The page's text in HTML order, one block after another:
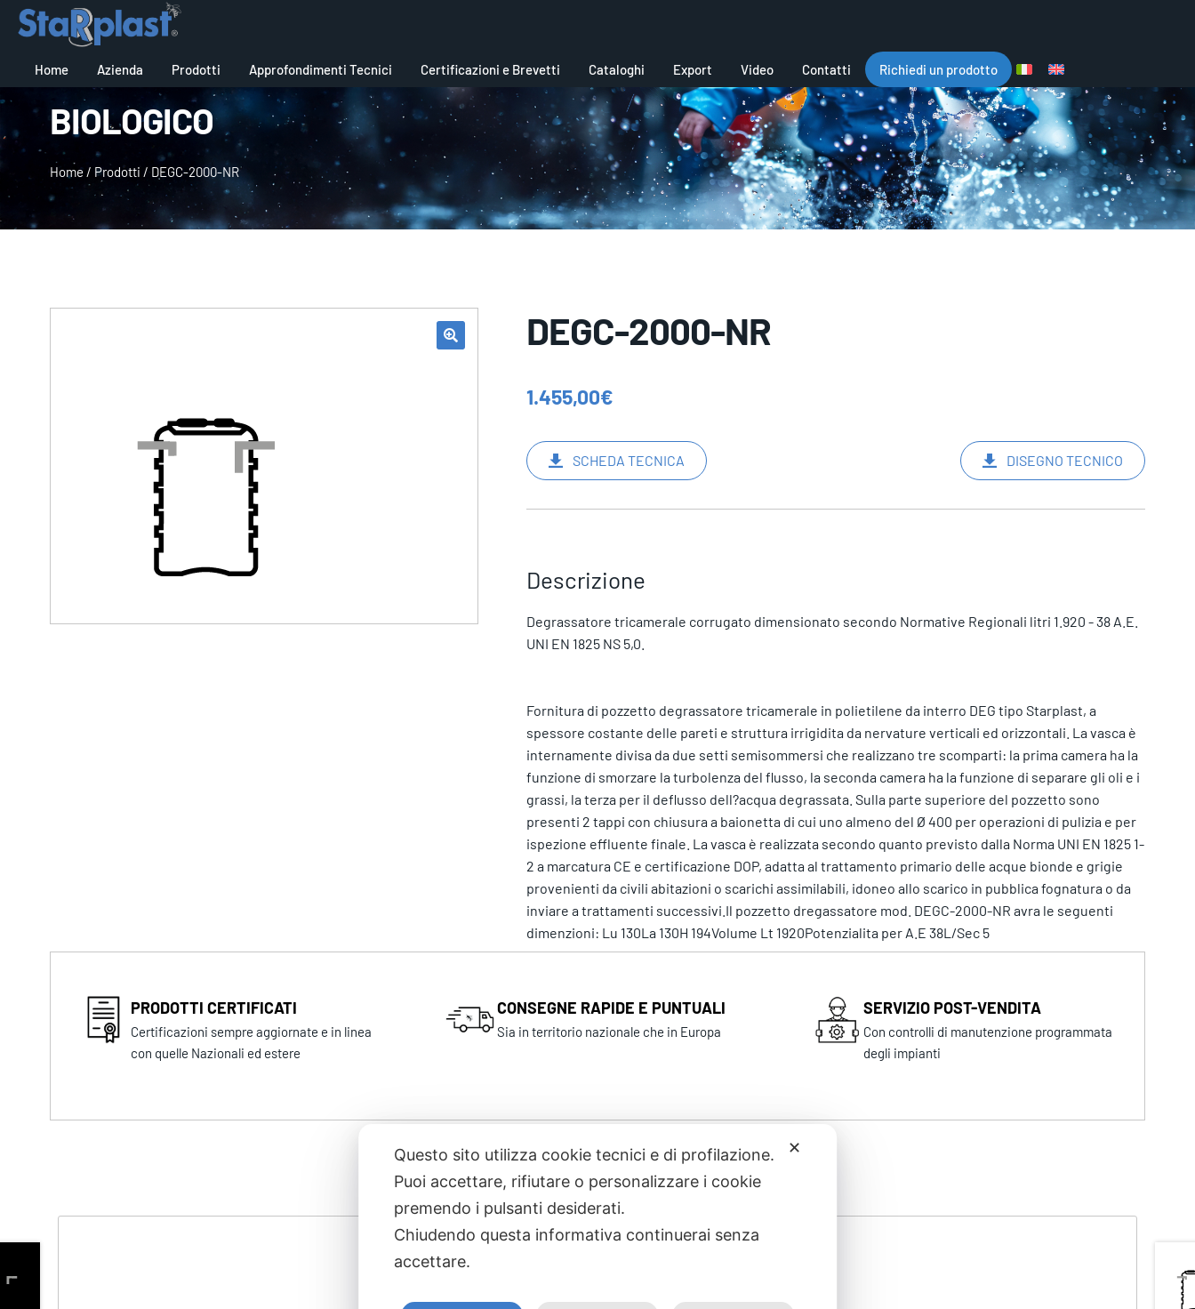
Home Azienda Prodotti Approfondimenti Tecnici Certificazioni e Brevetti Cataloghi Export Video Contatti Richiedi un prodotto
BIOLOGICO
Home / Prodotti / DEGC-2000-NR
DEGC-2000-NR
1.455,00€
SCHEDA TECNICA DISEGNO TECNICO
Descrizione
Degrassatore tricamerale corrugato dimensionato secondo Normative Regionali litri 1.920 - 38 A.E.
UNI EN 1825 NS 5,0.
Fornitura di pozzetto degrassatore tricamerale in polietilene da interro DEG tipo Starplast, a
spessore costante delle pareti e struttura irrigidita da nervature verticali ed orizzontali. La vasca è
internamente divisa da due setti semisommersi che realizzano tre scomparti: la prima camera ha la
funzione di smorzare la turbolenza del flusso, la seconda camera ha la funzione di separare gli oli e i
grassi, la terza per il deflusso dell?acqua degrassata. Sulla parte superiore del pozzetto sono
presenti 2 tappi con chiusura a baionetta di cui uno almeno del Ø 400 per operazioni di pulizia e per
ispezione effluente finale. La vasca è realizzata secondo quanto previsto dalla Norma UNI EN 1825 1-
2 a marcatura CE e certificazione DOP, adatta al trattamento primario delle acque bionde e grigie
provenienti da civili abitazioni o scarichi assimilabili, idoneo allo scarico in pubblica fognatura o da
inviare a trattamenti successivi.Il pozzetto dregassatore mod. DEGC-2000-NR avra le seguenti
dimenzioni: Lu 130La 130H 194Volume Lt 1920Potenzialita per A.E 38L/Sec 5
PRODOTTI CERTIFICATI
Certificazioni sempre aggiornate e in linea
con quelle Nazionali ed estere
CONSEGNE RAPIDE E PUNTUALI
Sia in territorio nazionale che in Europa
SERVIZIO POST-VENDITA
Con controlli di manutenzione programmata
degli impianti
Prodotti correlati
✕
Questo sito utilizza cookie tecnici e di profilazione.
Puoi accettare, rifiutare o personalizzare i cookie
premendo i pulsanti desiderati.
Chiudendo questa informativa continuerai senza
accettare.